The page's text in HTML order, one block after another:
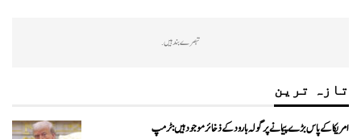
تبصرے بند ہیں.
تازہ ترین
امریکا کے پاس بڑے پیمانے پر گولہ بارود کے ذخائر موجود ہیں: ٹرمپ